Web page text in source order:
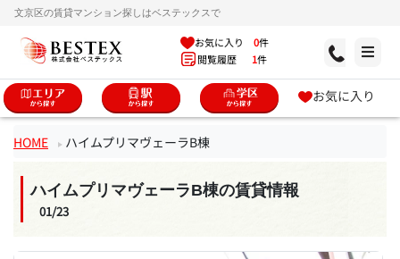
文京区の賃貸マンション探しはベステックスで
お気に入り 0件
閲覧履歴 1件
お気に入り
HOME ハイムプリマヴェーラB棟
ハイムプリマヴェーラB棟の賃貸情報
01/23